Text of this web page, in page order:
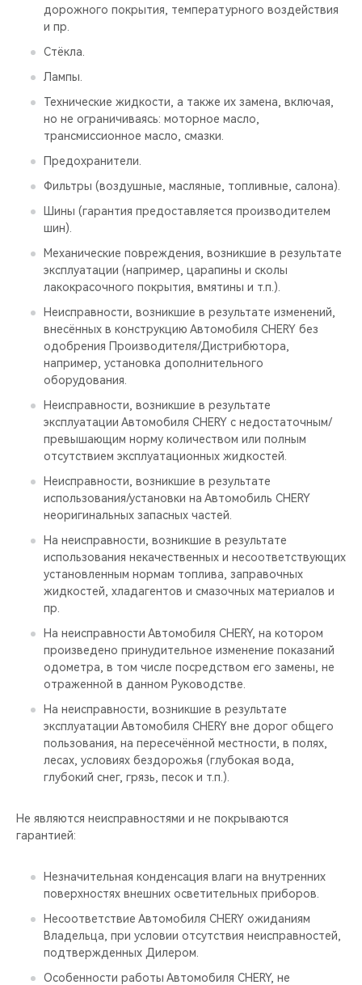
дорожного покрытия, температурного воздействия
и пр.
Стёкла.
Лампы.
Технические жидкости, а также их замена, включая,
но не ограничиваясь: моторное масло,
трансмиссионное масло, смазки.
Предохранители.
Фильтры (воздушные, масляные, топливные, салона).
Шины (гарантия предоставляется производителем
шин).
Механические повреждения, возникшие в результате
эксплуатации (например, царапины и сколы
лакокрасочного покрытия, вмятины и т.п.).
Неисправности, возникшие в результате изменений,
внесённых в конструкцию Автомобиля CHERY без
одобрения Производителя/Дистрибютора,
например, установка дополнительного
оборудования.
Неисправности, возникшие в результате
эксплуатации Автомобиля CHERY с недостаточным/
превышающим норму количеством или полным
отсутствием эксплуатационных жидкостей.
Неисправности, возникшие в результате
использования/установки на Автомобиль CHERY
неоригинальных запасных частей.
На неисправности, возникшие в результате
использования некачественных и несоответствующих
установленным нормам топлива, заправочных
жидкостей, хладагентов и смазочных материалов и
пр.
На неисправности Автомобиля CHERY, на котором
произведено принудительное изменение показаний
одометра, в том числе посредством его замены, не
отраженной в данном Руководстве.
На неисправности, возникшие в результате
эксплуатации Автомобиля CHERY вне дорог общего
пользования, на пересечённой местности, в полях,
лесах, условиях бездорожья (глубокая вода,
глубокий снег, грязь, песок и т.п.).
Не являются неисправностями и не покрываются
гарантией:
Незначительная конденсация влаги на внутренних
поверхностях внешних осветительных приборов.
Несоответствие Автомобиля CHERY ожиданиям
Владельца, при условии отсутствия неисправностей,
подтвержденных Дилером.
Особенности работы Автомобиля CHERY, не